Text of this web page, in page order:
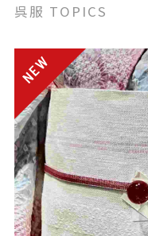
呉服 TOPICS